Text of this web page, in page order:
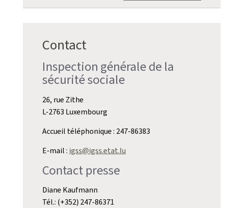
Contact
Inspection générale de la
sécurité sociale
26, rue Zithe
L-2763 Luxembourg
Accueil téléphonique : 247-86383
E-mail : igss@igss.etat.lu
Contact presse
Diane Kaufmann
Tél.: (+352) 247-86371